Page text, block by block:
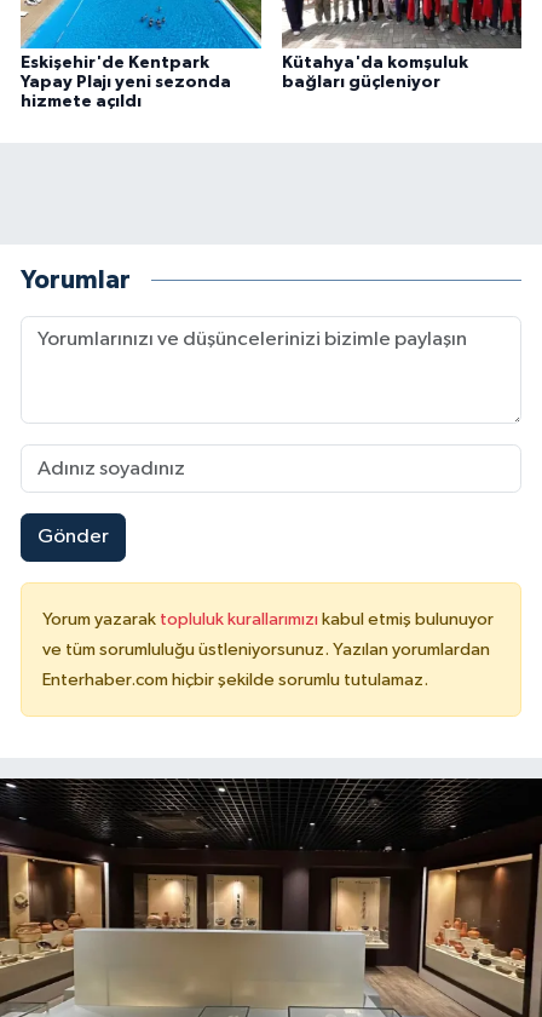
Eskişehir'de Kentpark
Yapay Plajı yeni sezonda
hizmete açıldı
Kütahya'da komşuluk
bağları güçleniyor
Yorumlar
Gönder
Yorum yazarak topluluk kurallarımızı kabul etmiş bulunuyor
ve tüm sorumluluğu üstleniyorsunuz. Yazılan yorumlardan
Enterhaber.com hiçbir şekilde sorumlu tutulamaz.